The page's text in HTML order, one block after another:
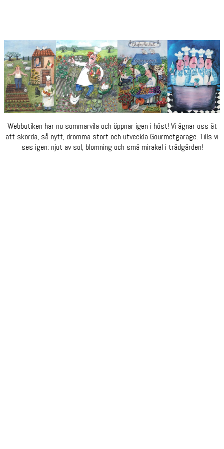
Webbutiken har nu sommarvila och öppnar igen i höst! Vi ägnar oss åt
att skörda, så nytt, drömma stort och utveckla Gourmetgarage. Tills vi
ses igen: njut av sol, blomning och små mirakel i trädgården!